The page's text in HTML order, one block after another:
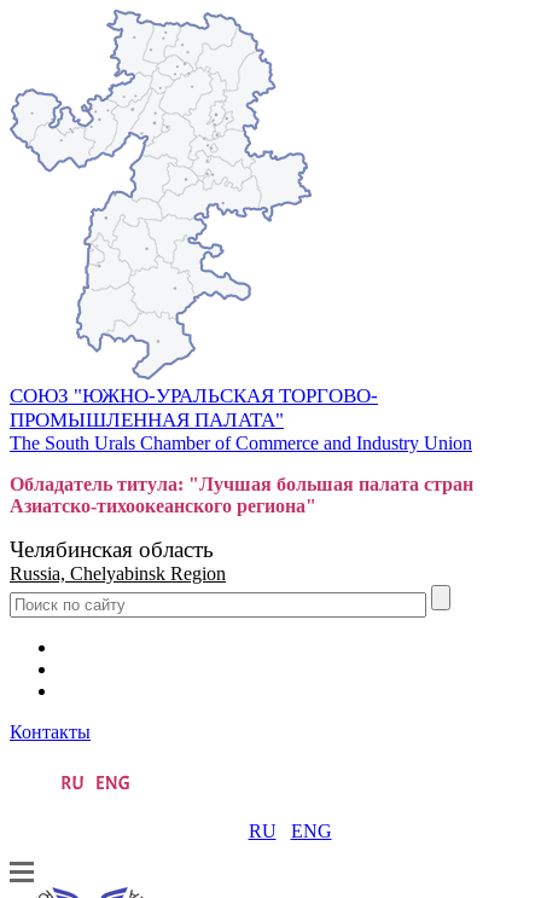
СОЮЗ "ЮЖНО-УРАЛЬСКАЯ ТОРГОВО-
ПРОМЫШЛЕННАЯ ПАЛАТА"
The South Urals Chamber of Commerce and Industry Union
Обладатель титула: "Лучшая большая палата стран
Азиатско-тихоокеанского региона"
Челябинская область
Russia, Chelyabinsk Region
Контакты
RU ENG